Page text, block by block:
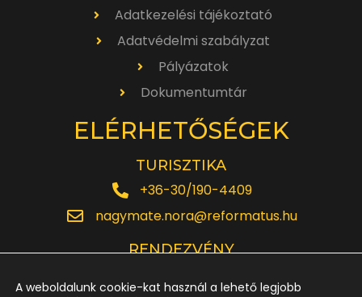
Adatkezelési tájékoztató
Adatvédelmi szabályzat
Pályázatok
Dokumentumtár
ELÉRHETŐSÉGEK
TURISZTIKA
+36-30/190-4409
nagymate.nora@reformatus.hu
RENDEZVÉNY
A weboldalunk cookie-kat használ a lehető legjobb